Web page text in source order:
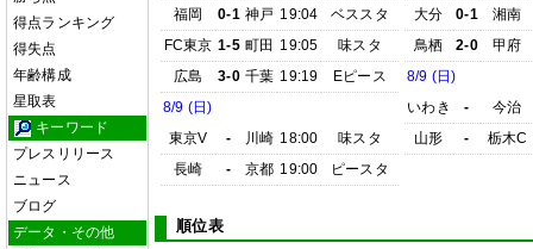
得点ランキング
得失点
年齢構成
星取表
キーワード
プレスリリース
ニュース
ブログ
データ・その他
福岡
0-1 神戸 19:04
ベススタ
FC東京 1-5 町田 19:05
味スタ
広島
3-0 千葉 19:19
Eピース
8/9 (日)
東京V
- 川崎 18:00
味スタ
長崎
- 京都 19:00 ピースタ
大分
0-1
湘南
鳥栖
2-0
甲府
8/9 (日)
いわき
-
今治
山形
- 栃木C
順位表